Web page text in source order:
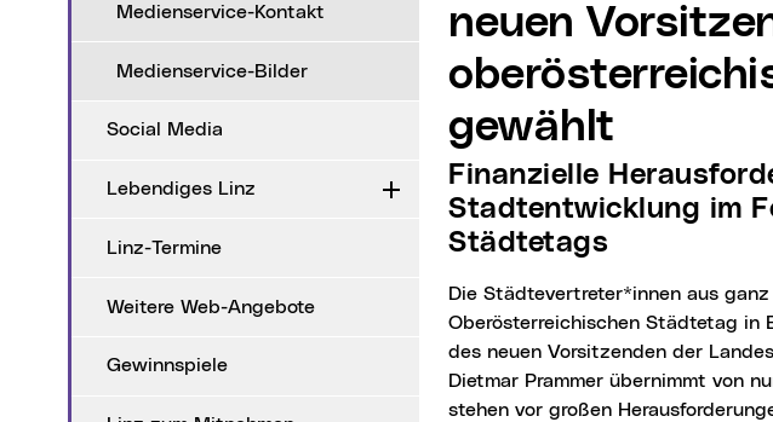
Medienservice-Kontakt
Medienservice-Bilder
Social Media
Lebendiges Linz Aufklappen
Linz-Termine
Weitere Web-Angebote
Gewinnspiele
neuen
gewählt
Finanzielle Herausforderungen und nachhaltige
Stadtentwicklung im
Städtetags
Die Städtevertreter*innen aus ganz Oberösterreich trafen sich heute, Donnerstag, zum 72.
Oberösterreichischen Städtetag in
des neuen Vorsitzenden der
Dietmar Prammer übernimmt von
stehen vor großen